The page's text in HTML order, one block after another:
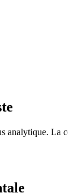
analytique. La